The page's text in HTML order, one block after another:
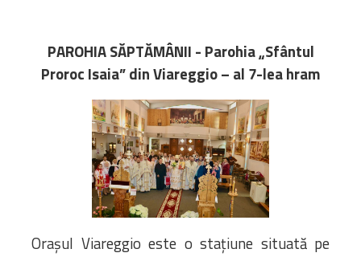
RESURSE
RESURSE
Apostolia Italia
Comunicate de presă
Statutele și legile
Scrisori pastorale
Bibliotecă
Resurse multimedia
Opinii ortodoxe
Din viața „familiei”
PAROHIA SĂPTĂMÂNII - Parohia „Sfântul
Proroc Isaia” din Viareggio – al 7-lea hram
Orașul Viareggio este o stațiune situată pe